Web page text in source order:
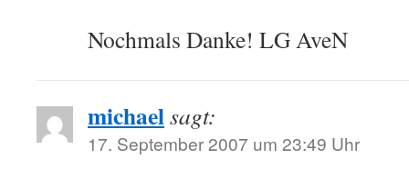
Nochmals Danke! LG AveN
michaelsagt:
17. September 2007 um 23:49 Uhr